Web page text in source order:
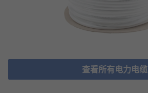
查看所有电力电缆